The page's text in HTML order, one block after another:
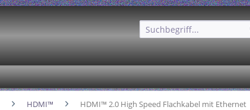
HDMI™ HDMI™ 2.0 High Speed Flachkabel mit Ethernet